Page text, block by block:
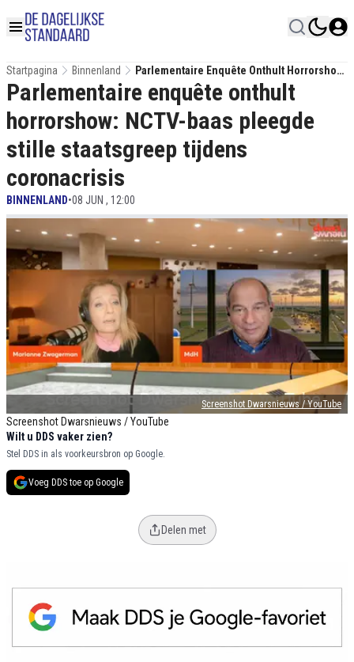
Startpagina Binnenland
Parlementaire Enquête Onthult Horrorshow:
NCTV-Baas Pleegde Stille Staatsgreep
Tijdens Coronacrisis
Screenshot Dwarsnieuws / YouTube
Screenshot Dwarsnieuws / YouTube
Parlementaire enquête onthult
horrorshow: NCTV-baas pleegde
stille staatsgreep tijdens
coronacrisis
BINNENLAND•08 JUN , 12:00
Wilt u DDS vaker zien?
Stel DDS in als voorkeursbron op Google.
Voeg DDS toe op Google
Delen met